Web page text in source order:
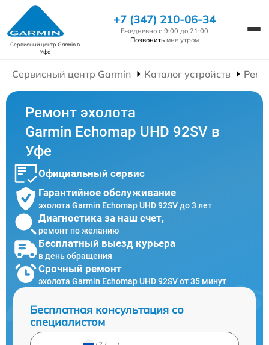
Сервисный центр Garminв
Уфе
+7 (347) 210-06-34
Ежедневно с 9:00 до 21:00
Позвонить мне утром
Сервисный центр Garmin Каталог устройств
Ремонт эхолота
Garmin Echomap UHD 92SV в
Уфе
Официальный сервис
Гарантийное обслуживание
эхолота Garmin Echomap UHD 92SV до 3 лет
Диагностика за наш счет,
ремонт по желанию
Бесплатный выезд курьера
в день обращения
Срочный ремонт
эхолота Garmin Echomap UHD 92SV от 35 минут
Бесплатная консультация со
специалистом